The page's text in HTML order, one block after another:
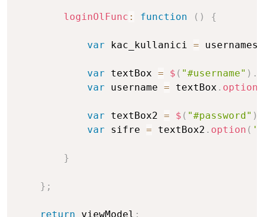
loginOlFunc : function ( ) {
var kac_kullanici = usernames
var textBox = $ ( "#username" ) .
var username = textBox . option
var textBox2 = $ ( "#password" )
var sifre = textBox2 . option (
}
} ;
return viewModel ;